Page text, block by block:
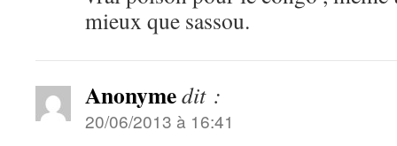
mieux que sassou.
Anonymedit :
20/06/2013 à 16:41